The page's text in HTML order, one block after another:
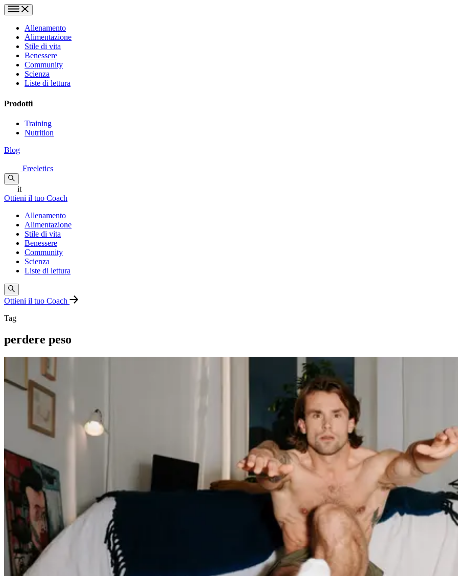
Allenamento
Alimentazione
Stile di vita
Benessere
Community
Scienza
Liste di lettura
Prodotti
Training
Nutrition
Blog
Freeletics
it
Ottieni il tuo Coach
Allenamento
Alimentazione
Stile di vita
Benessere
Community
Scienza
Liste di lettura
Ottieni il tuo Coach
Tag
perdere peso